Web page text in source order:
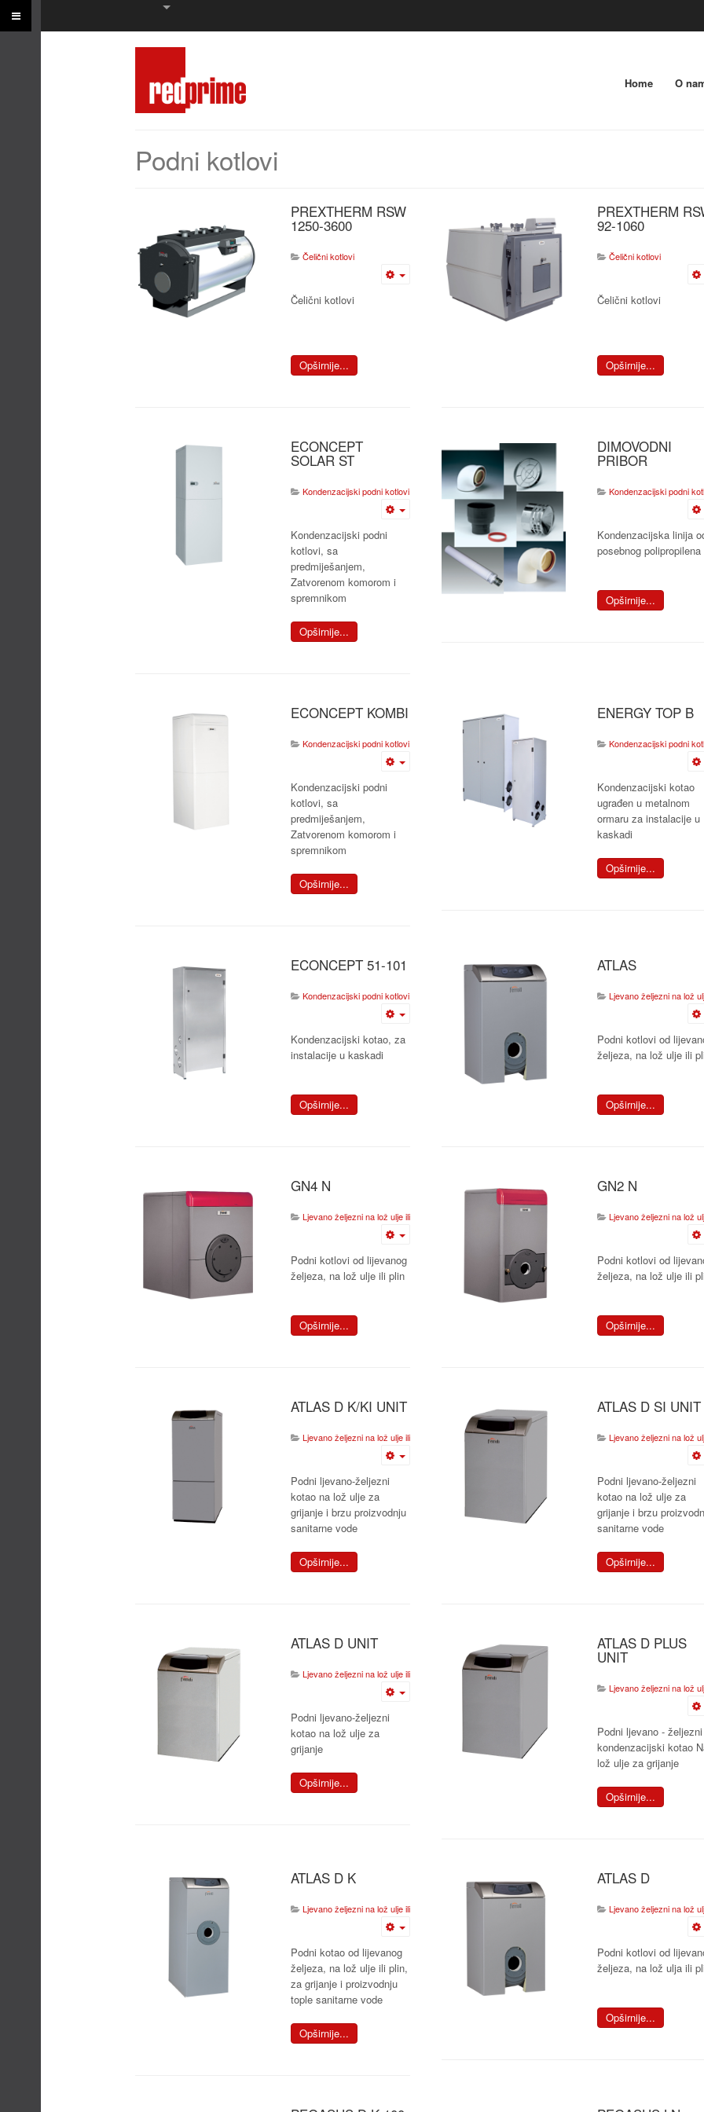
Home O
Podni kotlovi
PREXTHERM RSW
1250-3600
Čelični kotlovi
Čelični kotlovi
Opširnije...
PREXTHERM
92-1060
Čelični kotlovi
Čelični kotlovi
Opširnije...
ECONCEPT
SOLAR ST
Kondenzacijski podni kotlovi
Kondenzacijski podni
kotlovi, sa
predmiješanjem,
Zatvorenom komorom i
spremnikom
Opširnije...
DIMOVODNI
PRIBOR
Kondenzacijski podni
Kondenzacijska linija
posebnog polipropilena
Opširnije...
ECONCEPT KOMBI
Kondenzacijski podni kotlovi
Kondenzacijski podni
kotlovi, sa
predmiješanjem,
Zatvorenom komorom i
spremnikom
Opširnije...
ENERGY TOP B
Kondenzacijski podni
Kondenzacijski kotao
ugrađen u metalnom
ormaru za instalacije u
kaskadi
Opširnije...
ECONCEPT 51-101
Kondenzacijski podni kotlovi
Kondenzacijski kotao, za
instalacije u kaskadi
Opširnije...
ATLAS
Ljevano željezni na lož
Podni kotlovi od
željeza, na lož ulje ili
Opširnije...
GN4 N
Ljevano željezni na lož ulje ili plin
Podni kotlovi od lijevanog
željeza, na lož ulje ili plin
Opširnije...
GN2 N
Ljevano željezni na lož
Podni kotlovi od
željeza, na lož ulje ili
Opširnije...
ATLAS D K/KI UNIT
Ljevano željezni na lož ulje ili plin
Podni ljevano-željezni
kotao na lož ulje za
grijanje i brzu proizvodnju
sanitarne vode
Opširnije...
ATLAS D SI UNIT
Ljevano željezni na lož
Podni ljevano-željezni
kotao na lož ulje za
grijanje i brzu
sanitarne vode
Opširnije...
ATLAS D UNIT
Ljevano željezni na lož ulje ili plin
Podni ljevano-željezni
kotao na lož ulje za
grijanje
Opširnije...
ATLAS D PLUS
UNIT
Ljevano željezni na lož
Podni ljevano - željezni
kondenzacijski kotao
lož ulje za grijanje
Opširnije...
ATLAS D K
Ljevano željezni na lož ulje ili plin
Podni kotao od lijevanog
željeza, na lož ulje ili plin,
za grijanje i proizvodnju
tople sanitarne vode
Opširnije...
ATLAS D
Ljevano željezni na lož
Podni kotlovi od
željeza, na lož ulja ili
Opširnije...